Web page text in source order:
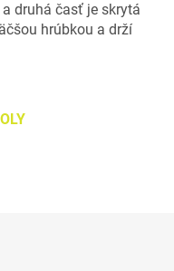
druhá časť je skrytá
hrúbkou a drží